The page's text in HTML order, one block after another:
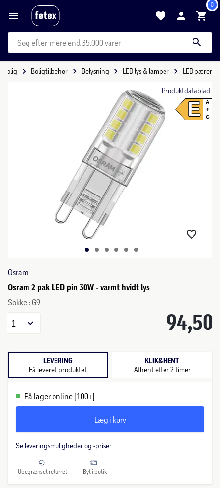
0
mere end 35.000 varer
Bolig Boligtilbehør Belysning LED lys & lamper LED pærer
Produktdatablad
E A
G
Osram
Osram 2 pak LED pin 30W - varmt hvidt lys
Sokkel: G9
94,50
1
LEVERING
Få leveret produktet
KLIK&HENT
Afhent efter 2 timer
På lager online (100+)
Læg i kurv
Se leveringsmuligheder og -priser
Ubegrænset returret Byt i butik